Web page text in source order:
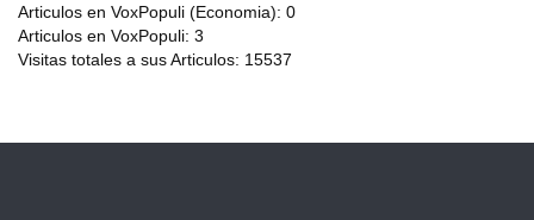
Articulos en VoxPopuli (Economia): 0
Articulos en VoxPopuli: 3
Visitas totales a sus Articulos: 15537